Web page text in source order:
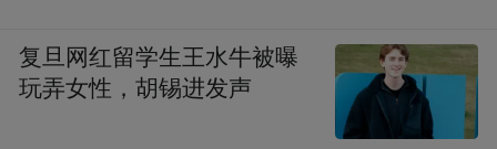
复旦网红留学生王水牛被曝
玩弄女性，胡锡进发声